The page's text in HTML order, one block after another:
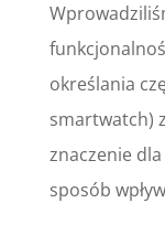
określania
smartwatch)
znaczenie
sposób